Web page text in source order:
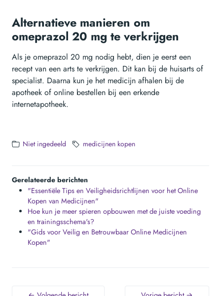
Alternatieve manieren om
omeprazol 20 mg te verkrijgen
Als je omeprazol 20 mg nodig hebt, dien je eerst een
recept van een arts te verkrijgen. Dit kan bij de huisarts of
specialist. Daarna kun je het medicijn afhalen bij de
apotheek of online bestellen bij een erkende
internetapotheek.
Niet ingedeeld medicijnen kopen
Gerelateerde berichten
"Essentiële Tips en Veiligheidsrichtlijnen voor het Online
Kopen van Medicijnen"
Hoe kun je meer spieren opbouwen met de juiste voeding
en trainingsschema's?
"Gids voor Veilig en Betrouwbaar Online Medicijnen
Kopen"